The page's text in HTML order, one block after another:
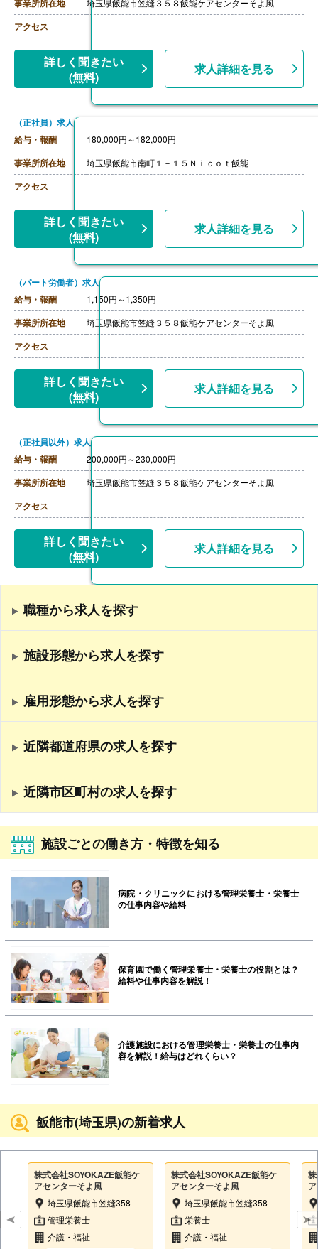
事業所所在地 埼玉県飯能市笠縫３５８飯能ケアセンターそよ風
アクセス
詳しく聞きたい
(無料)
求人詳細を見る
（正社員）求人
給与・報酬
180,000円～182,000円
事業所所在地 埼玉県飯能市南町１－１５Ｎｉｃｏｔ飯能
アクセス
詳しく聞きたい
(無料)
求人詳細を見る
（パート労働者）求人
給与・報酬
1,150円～1,350円
事業所所在地 埼玉県飯能市笠縫３５８飯能ケアセンターそよ風
アクセス
詳しく聞きたい
(無料)
求人詳細を見る
（正社員以外）求人
給与・報酬
200,000円～230,000円
事業所所在地 埼玉県飯能市笠縫３５８飯能ケアセンターそよ風
アクセス
詳しく聞きたい
(無料)
求人詳細を見る
職種から求人を探す
施設形態から求人を探す
雇用形態から求人を探す
近隣都道府県の求人を探す
近隣市区町村の求人を探す
施設ごとの働き方・特徴を知る
病院・クリニックにおける管理栄養士・栄養士
の仕事内容や給料
保育園で働く管理栄養士・栄養士の役割とは？
給料や仕事内容を解説！
介護施設における管理栄養士・栄養士の仕事内
容を解説！給与はどれくらい？
飯能市(埼玉県)の新着求人
株式会社SOYOKAZE飯能ケ
アセンターそよ風
埼玉県飯能市笠縫358
管理栄養士
介護・福祉
株式会社SOYOKAZE飯能ケ
アセンターそよ風
埼玉県飯能市笠縫358
栄養士
介護・福祉